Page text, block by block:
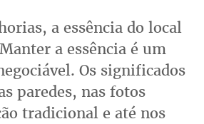
a essência do local
a essência é um
Os significados
paredes, nas fotos
tradicional e até nos